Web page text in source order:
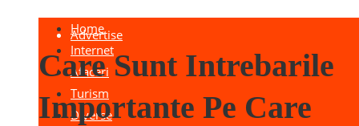
Advertise
Home
Internet
Afaceri
Turism
Diverse
Care Sunt Intrebarile
Importante Pe Care